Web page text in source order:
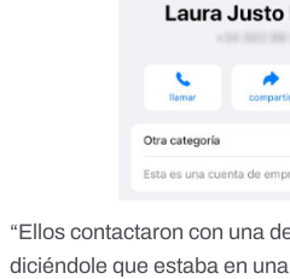
“Ellos contactaron con una
diciéndole que estaba en